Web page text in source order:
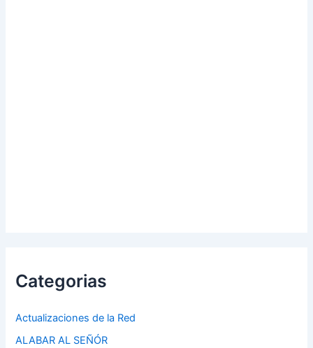
Categorias
Actualizaciones de la Red
ALABAR AL SEÑÓR